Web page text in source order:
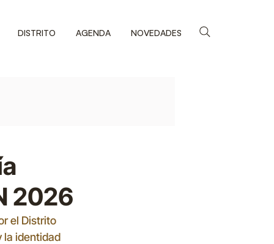
DISTRITO AGENDA NOVEDADES
2026
el Distrito
la identidad